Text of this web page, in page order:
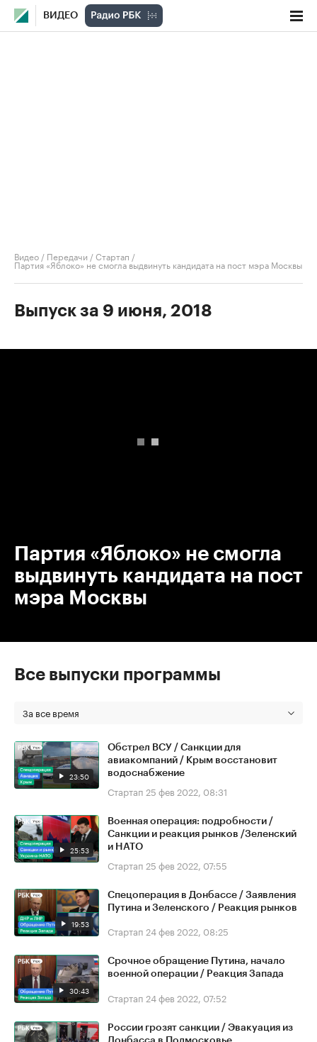
ВИДЕО
Видео / Передачи /Стартап /
Партия «Яблоко» не смогла выдвинуть кандидата на пост мэра Москвы
Выпуск за 9 июня, 2018
Партия «Яблоко» не смогла
выдвинуть кандидата на пост
мэра Москвы
Все выпуски программы
За все время
23:50
Обстрел ВСУ / Санкции для
авиакомпаний / Крым восстановит
водоснабжение
Стартап 25 фев 2022, 08:31
25:53
Военная операция: подробности /
Санкции и реакция рынков /Зеленский
и НАТО
Стартап 25 фев 2022, 07:55
19:53
Спецоперация в Донбассе / Заявления
Путина и Зеленского / Реакция рынков
Стартап 24 фев 2022, 08:25
30:43
Срочное обращение Путина, начало
военной операции / Реакция Запада
Стартап 24 фев 2022, 07:52
России грозят санкции / Эвакуация из